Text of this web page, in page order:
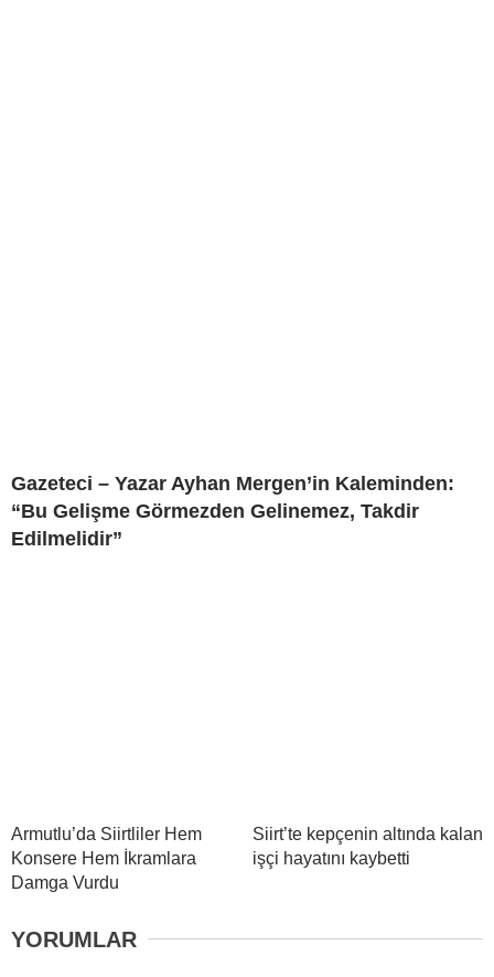
Gazeteci – Yazar Ayhan Mergen’in Kaleminden:
“Bu Gelişme Görmezden Gelinemez, Takdir
Edilmelidir”
Armutlu’da Siirtliler Hem
Konsere Hem İkramlara
Damga Vurdu
Siirt’te kepçenin altında kalan
işçi hayatını kaybetti
YORUMLAR